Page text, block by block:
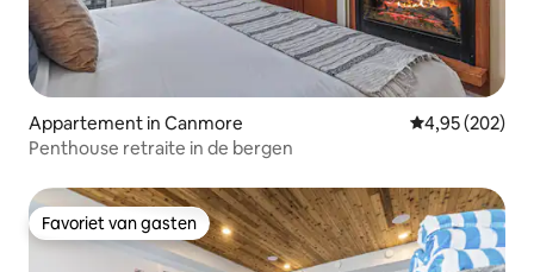
Appartement in Canmore Gemiddelde
4,95 (202)
Penthouse retraite in de bergen
Favoriet van gasten
Favoriet van gasten